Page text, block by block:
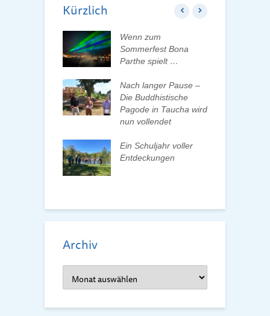
Kürzlich
Wenn zum
Sommerfest Bona
Parthe spielt …
Nach langer Pause –
Die Buddhistische
Pagode in Taucha wird
nun vollendet
Ein Schuljahr voller
Entdeckungen
Archiv